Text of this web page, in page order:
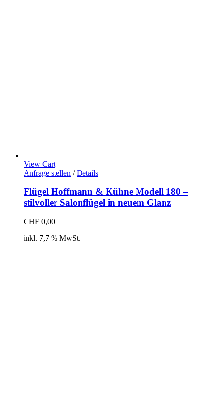
View Cart
Anfrage stellen / Details
Flügel Hoffmann & Kühne Modell 180 –
stilvoller Salonflügel in neuem Glanz
CHF 0,00
inkl. 7,7 % MwSt.